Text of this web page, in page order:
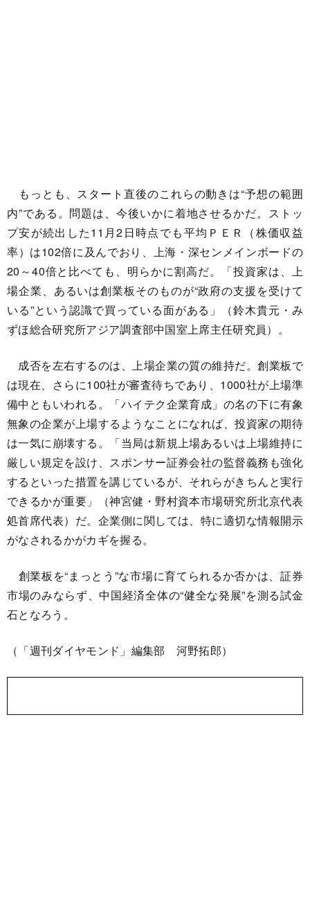
もっとも、スタート直後のこれらの動きは“予想の範囲
内”である。問題は、今後いかに着地させるかだ。ストッ
プ安が続出した11月2日時点でも平均ＰＥＲ（株価収益
率）は102倍に及んでおり、上海・深センメインボードの
20～40倍と比べても、明らかに割高だ。「投資家は、上
場企業、あるいは創業板そのものが“政府の支援を受けて
いる”という認識で買っている面がある」（鈴木貴元・み
ずほ総合研究所アジア調査部中国室上席主任研究員）。
成否を左右するのは、上場企業の質の維持だ。創業板で
は現在、さらに100社が審査待ちであり、1000社が上場準
備中ともいわれる。「ハイテク企業育成」の名の下に有象
無象の企業が上場するようなことになれば、投資家の期待
は一気に崩壊する。「当局は新規上場あるいは上場維持に
厳しい規定を設け、スポンサー証券会社の監督義務も強化
するといった措置を講じているが、それらがきちんと実行
できるかが重要」（神宮健・野村資本市場研究所北京代表
処首席代表）だ。企業側に関しては、特に適切な情報開示
がなされるかがカギを握る。
創業板を“まっとう”な市場に育てられるか否かは、証券
市場のみならず、中国経済全体の“健全な発展”を測る試金
石となろう。
（「週刊ダイヤモンド」編集部 河野拓郎）